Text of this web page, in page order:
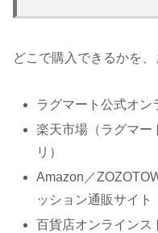
どこで購入できるかを、
ラグマート公式オン
楽天市場（ラグマー
リ）
Amazon／
ッション通販サイト
百貨店オンラインス